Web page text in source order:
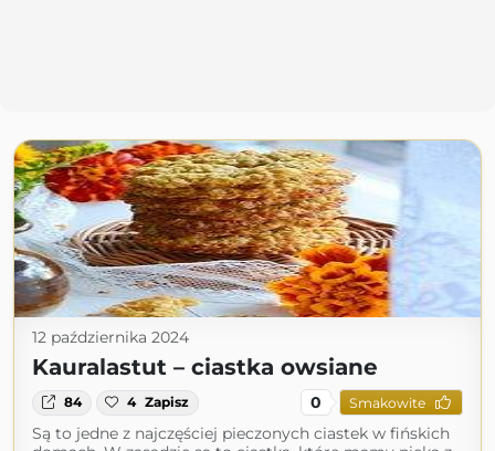
12 października 2024
Kauralastut – ciastka owsiane
84 4 Zapisz 0 Smakowite
Są to jedne z najczęściej pieczonych ciastek w fińskich